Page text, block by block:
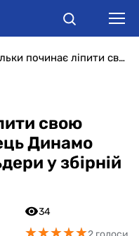
«Тільки починає ліпити свою команду»: ексгравець Динамо оцінив роботу Мальдери у збірній України
свою
Динамо
у збірній
34
★★★★★
★★★★★